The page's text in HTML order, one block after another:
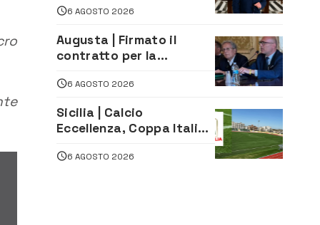
«La proposta è nostra»
6 AGOSTO 2026
Augusta | Firmato il
contratto per la
depuratore delle acque
6 AGOSTO 2026
Sicilia | Calcio
Eccellenza, Coppa Italia:
andata
6 AGOSTO 2026